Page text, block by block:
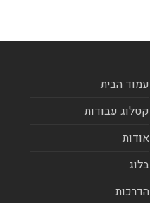
עמוד הבית
קטלוג עבודות
אודות
בלוג
הדרכות